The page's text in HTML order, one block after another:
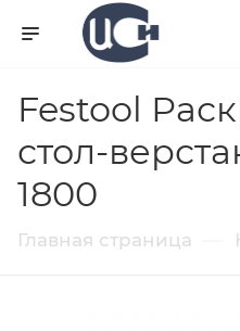
Festool
стол-
1800
Главная страница